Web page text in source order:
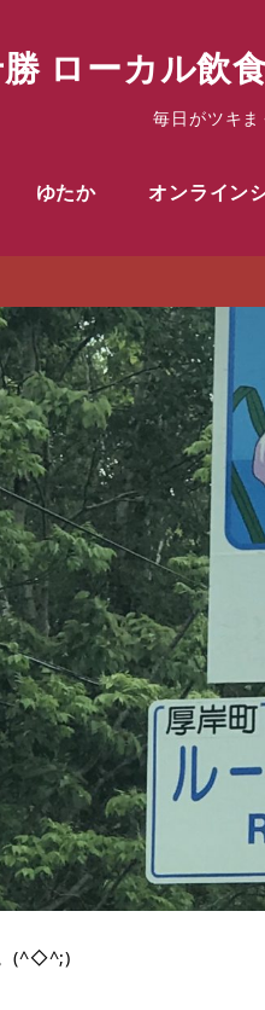
ローカル飲
毎日がツキま
ゆたか オンライン
。(^◇^;)